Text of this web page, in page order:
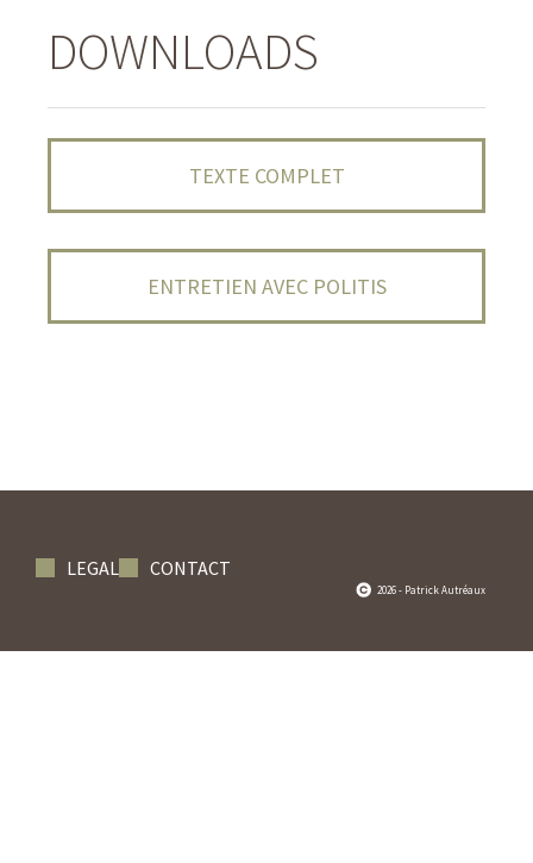
DOWNLOADS
TEXTE COMPLET
ENTRETIEN AVEC POLITIS
2026 - Patrick Autréaux
LEGAL CONTACT